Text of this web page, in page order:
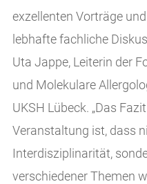
exzellenten Vorträge
lebhafte fachliche
Uta Jappe, Leiterin der
und Molekulare
UKSH Lübeck. „Das
Veranstaltung ist, dass
Interdisziplinarität,
verschiedener Themen